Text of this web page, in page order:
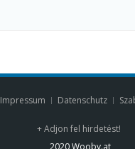
Impressum Datenschutz
+ Adjon fel hirdetést!
2020 Wooby.at